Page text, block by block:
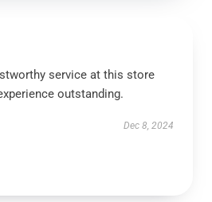
service at this store
outstanding.
Dec 8, 2024